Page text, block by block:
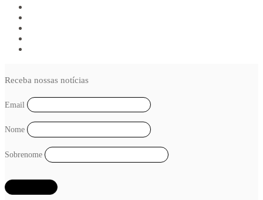
Receba nossas notícias
Email
Nome
Sobrenome